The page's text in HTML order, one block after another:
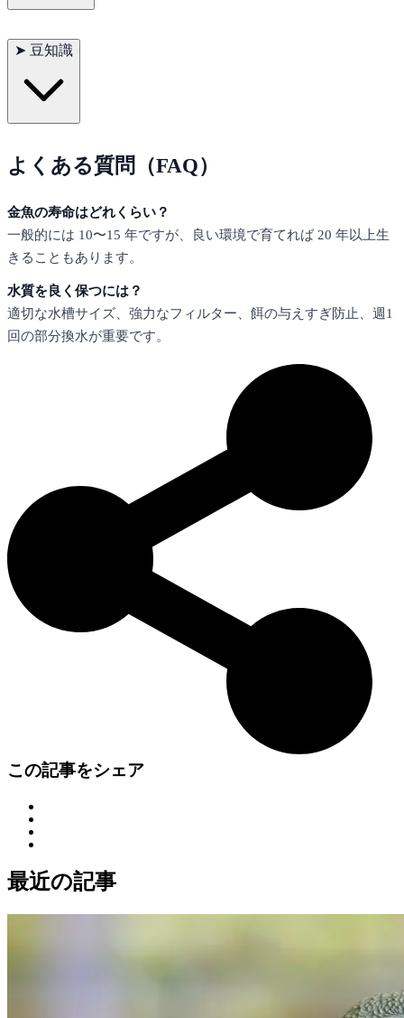
クはありません。ただし、外来種問題を防ぐため、自然への放
➤ 豆知識
記憶
が確認されており、簡単な芸を覚えることもできます。
よくある質問（FAQ）
金魚の寿命はどれくらい？
一般的には 10〜15 年ですが、良い環境で育てれば 20 年以上生
きることもあります。
水質を良く保つには？
適切な水槽サイズ、強力なフィルター、餌の与えすぎ防止、週1
回の部分換水が重要です。
この記事をシェア
最近の記事